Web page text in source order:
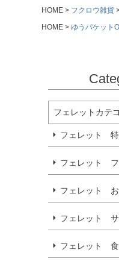
HOME フクロウ雑貨
HOME
ゆうパケット
フェレットカテ
フェレット
フェレット フ
フェレット お
フェレット サ
フェレット 食